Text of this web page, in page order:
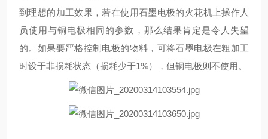
到理想的加工效果，若在使用石墨电极的火花机上操作人
员使用与铜电极相同的参数，那么结果肯定是令人失望
的。如果要严格控制电极的物料，可将石墨电极在粗加工
时设于非损耗状态（损耗少于1%），但铜电极则不使用。